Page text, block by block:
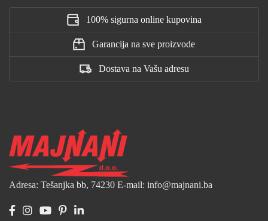
100% sigurna online kupovina
Garancija na sve proizvode
Dostava na Vašu adresu
Adresa: Tešanjka bb, 74230 E-mail: info@majnani.ba